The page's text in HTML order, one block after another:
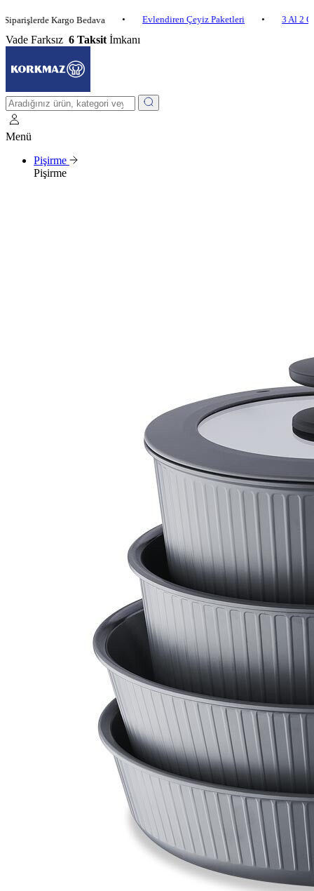
Kargo Bedava • Evlendiren Çeyiz Paketleri • 3 Al 2 Öde •
Vade Farksız 6 Taksit İmkanı
Menü
Pişirme
Pişirme